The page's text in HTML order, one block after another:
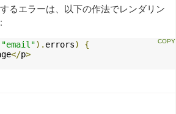
るエラーは、以下の作法でレンダリン
"email"). errors)
{
</p>